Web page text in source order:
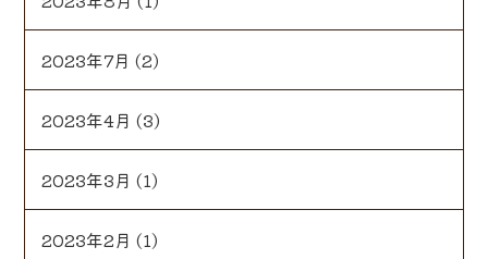
2023年7月 (2)
2023年4月 (3)
2023年3月 (1)
2023年2月 (1)